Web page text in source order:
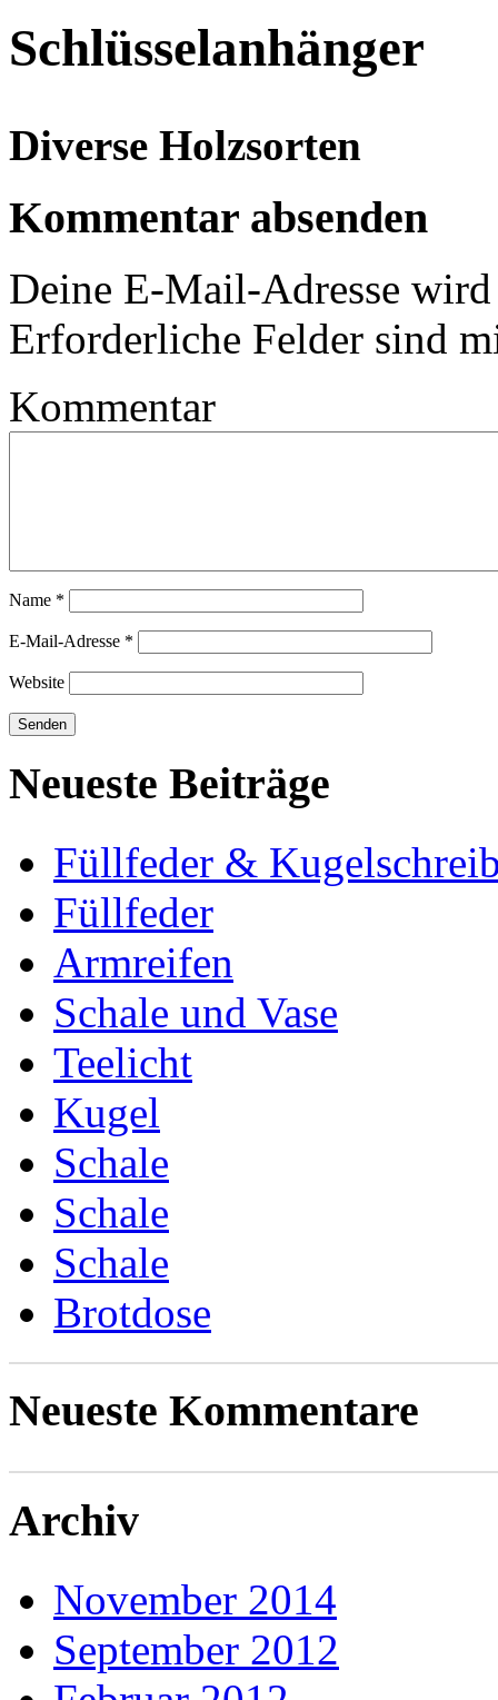
Schlüsselanhänger
Diverse Holzsorten
Kommentar absenden
Deine E-Mail-Adresse
Erforderliche Felder sind
Kommentar
Name *
E-Mail-Adresse *
Website
Neueste Beiträge
Füllfeder &
Füllfeder
Armreifen
Schale und Vase
Teelicht
Kugel
Schale
Schale
Schale
Brotdose
Neueste Kommentare
Archiv
November 2014
September 2012